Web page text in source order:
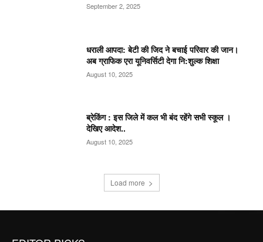
September 2, 2025
धराली आपदा: बेटी की जिद ने बचाई परिवार की जान।
अब ग्राफिक एरा यूनिवर्सिटी देगा नि:शुल्क शिक्षा
August 10, 2025
ब्रेकिंग : इस जिले में कल भी बंद रहेंगे सभी स्कूल ।
देखिए आदेश..
August 10, 2025
Load more